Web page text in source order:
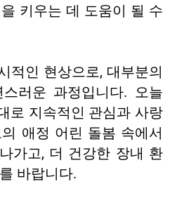
키우는 데 도움이 될 수
적인 현상으로, 대부분의
러운 과정입니다. 오늘
로 지속적인 관심과 사랑
애정 어린 돌봄 속에서
가고, 더 건강한 장내 환
바랍니다.